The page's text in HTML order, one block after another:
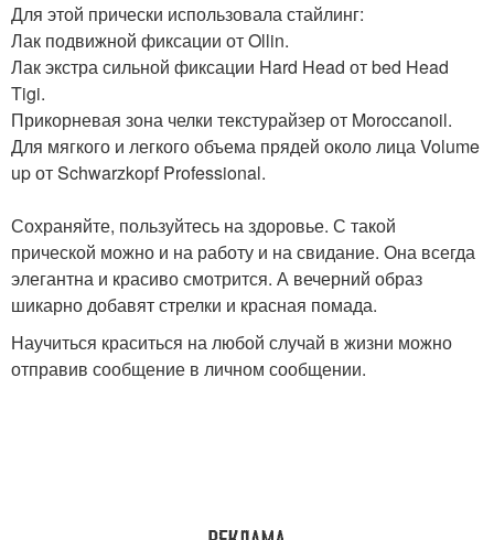
Для этой прически использовала стайлинг:
Лак подвижной фиксации от Ollin.
Лак экстра сильной фиксации Hard Head от bed Head
Tigi.
Прикорневая зона челки текстурайзер от Moroccanoil.
Для мягкого и легкого объема прядей около лица Volume
up от Schwarzkopf Professional.
Сохраняйте, пользуйтесь на здоровье. С такой
прической можно и на работу и на свидание. Она всегда
элегантна и красиво смотрится. А вечерний образ
шикарно добавят стрелки и красная помада.
Научиться краситься на любой случай в жизни можно
отправив сообщение в личном сообщении.